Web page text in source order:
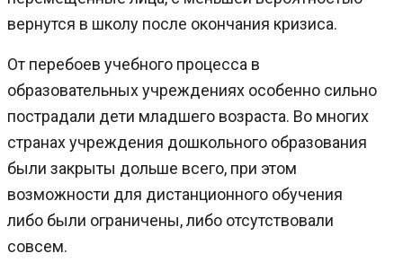
вернутся в школу после окончания кризиса.
От перебоев учебного процесса в
образовательных учреждениях особенно сильно
пострадали дети младшего возраста. Во многих
странах учреждения дошкольного образования
были закрыты дольше всего, при этом
возможности для дистанционного обучения
либо были ограничены, либо отсутствовали
совсем.